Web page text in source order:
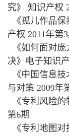
究》 知识产权
《孤儿作品保
产权 2011年第
《如何面对
决》电子知识
《中国信息技
与对策 2009年
《专利风险的
第6期
《专利地图对